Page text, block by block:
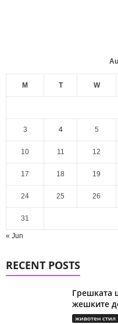
M T W
3 4 5
10 11 12
17 18 19
24 25 26
31
« Jun
RECENT POSTS
Грешката
жешките
животен стил